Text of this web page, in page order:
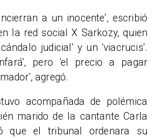
a un inocente', escribió
la red social X Sarkozy, quien
judicial' y un 'viacrucis'.
pero 'el precio a pagar
agregó.
acompañada de polémica
marido de la cantante Carla
que el tribunal ordenara su